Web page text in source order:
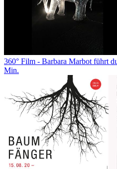
360° Film - Barbara Marbot führt
Min.